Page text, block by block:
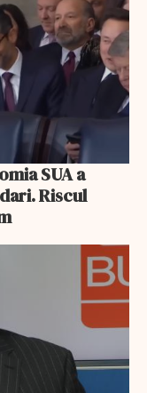
SUA a
Riscul